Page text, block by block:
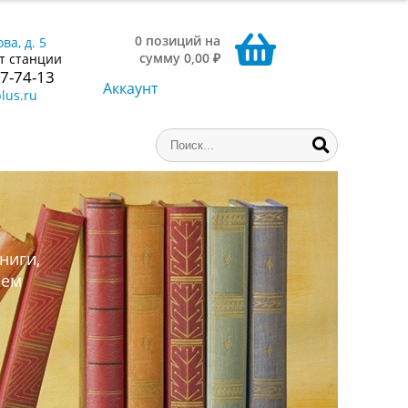
д. 5
станции
74-13
0 позиций на
сумму 0,00 ₽
Аккаунт